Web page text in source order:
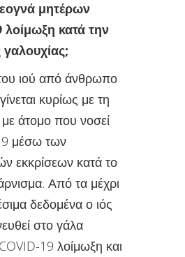
μητέρων
λοίμωξη κατά την
ιού από άνθρωπο
κυρίως με τη
άτομο που νοσεί
μέσω των
εκκρίσεων κατά το
Από τα μέχρι
δεδομένα ο ιός
στο γάλα
19 λοίμωξη και